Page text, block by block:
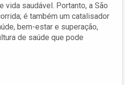
vida saudável. Portanto, a São
é também um catalisador
bem-estar e superação,
de saúde que pode